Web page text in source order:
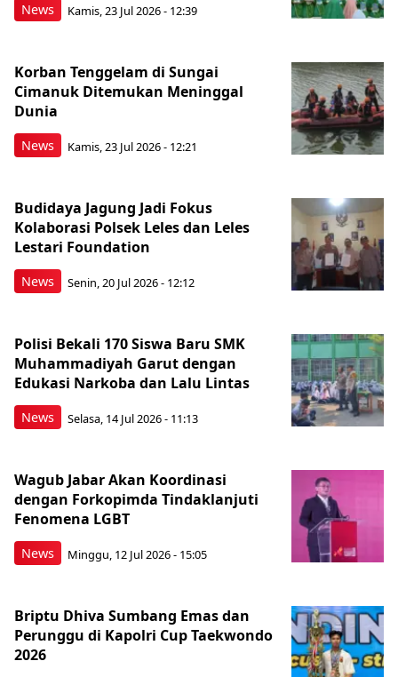
News Kamis, 23 Jul 2026 - 12:39
News
Korban Tenggelam di Sungai
Cimanuk Ditemukan Meninggal
Dunia
Kamis, 23 Jul 2026 - 12:21
News
Budidaya Jagung Jadi Fokus
Kolaborasi Polsek Leles dan Leles
Lestari Foundation
Senin, 20 Jul 2026 - 12:12
News
Polisi Bekali 170 Siswa Baru SMK
Muhammadiyah Garut dengan
Edukasi Narkoba dan Lalu Lintas
Selasa, 14 Jul 2026 - 11:13
News
Wagub Jabar Akan Koordinasi
dengan Forkopimda Tindaklanjuti
Fenomena LGBT
Minggu, 12 Jul 2026 - 15:05
Briptu Dhiva Sumbang Emas dan
Perunggu di Kapolri Cup Taekwondo
2026